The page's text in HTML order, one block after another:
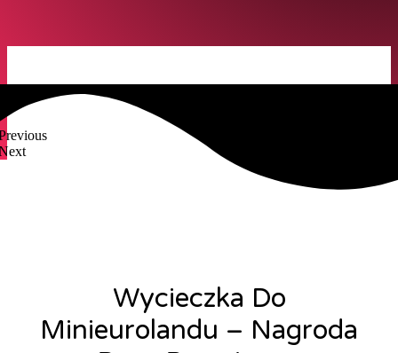
Wycieczka Do
Minieurolandu – Nagroda